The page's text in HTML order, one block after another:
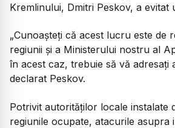
Kremlinului, Dmitri Peskov, a evitat
„Cunoașteți că acest lucru este de
regiunii și a Ministerului nostru al
în acest caz, trebuie să vă adresați
declarat Peskov.
Potrivit autorităților locale instalate
regiunile ocupate, atacurile asupra